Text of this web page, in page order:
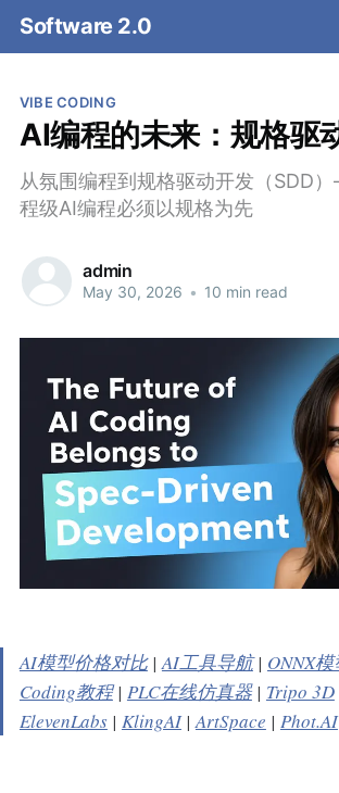
Software 2.0
VIBE CODING
AI编程的未来：规格驱
从氛围编程到规格驱动开发（SDD
程级AI编程必须以规格为先
admin
May 30, 2026 • 10 min read
AI模型价格对比|AI工具导航| ONNX
Coding教程| PLC在线仿真器| Tripo 3D
ElevenLabs| KlingAI|ArtSpace | Phot.AI